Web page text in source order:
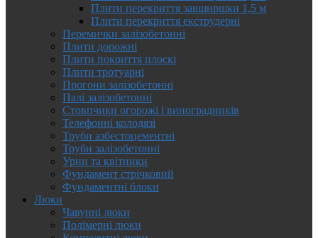
Плити перекриття завширшки 1,5 м
Плити перекриття екструдерні
Перемички залізобетонні
Плити дорожні
Плити покриття плоскі
Плити тротуарні
Прогони залізобетонні
Палі залізобетонні
Стовпчики огорожі і виноградників
Телефонні колодязі
Труби азбестоцементні
Труби залізобетонні
Урни та квітники
Фундамент стрічковий
Фундаментні блоки
Люки
Чавунні люки
Полімерні люки